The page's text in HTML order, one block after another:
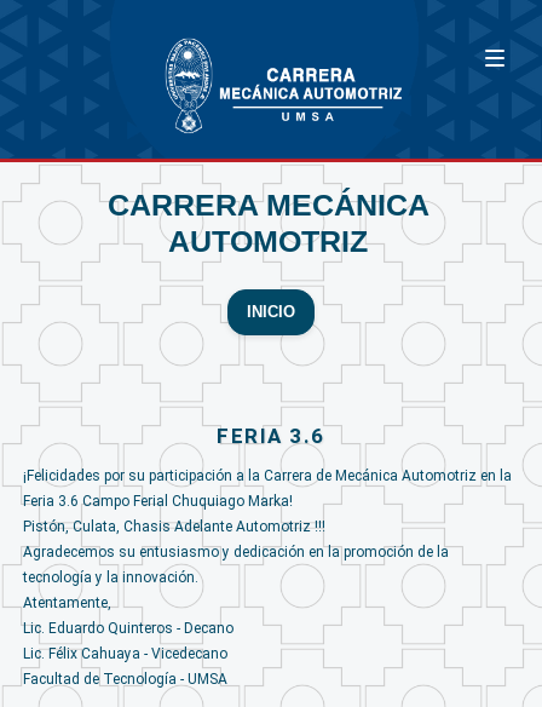
CARRERA MECÁNICA
AUTOMOTRIZ
INICIO
FERIA 3.6
¡Felicidades por su participación a la Carrera de Mecánica Automotriz en la
Feria 3.6 Campo Ferial Chuquiago Marka!
Pistón, Culata, Chasis Adelante Automotriz !!!
Agradecemos su entusiasmo y dedicación en la promoción de la
tecnología y la innovación.
Atentamente,
Lic. Eduardo Quinteros - Decano
Lic. Félix Cahuaya - Vicedecano
Facultad de Tecnología - UMSA